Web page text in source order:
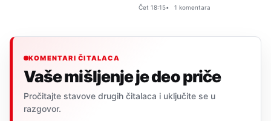
Čet 18:15 1 komentara
KOMENTARI ČITALACA
Vaše mišljenje je deo priče
Pročitajte stavove drugih čitalaca i uključite se u
razgovor.